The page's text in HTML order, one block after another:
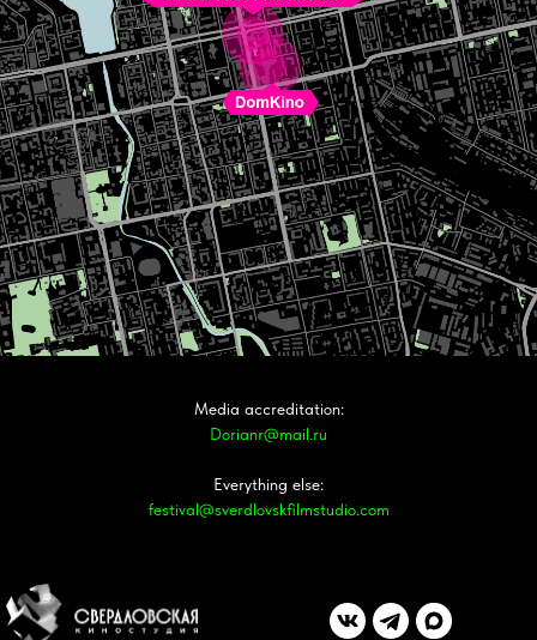
Media accreditation:
Dorianr@mail.ru
Everything else:
festival@sverdlovskfilmstudio.com